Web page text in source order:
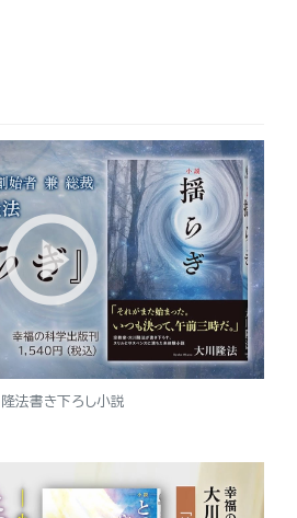
法書き下ろし小説